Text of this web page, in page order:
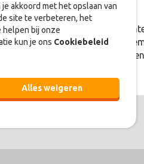
akkoord met het opslaan van
site te verbeteren, het
helpen bij onze
kun je ons Cookiebeleid
Alles weigeren
je DNA laten testen, om
mensen die DNA met je
De resultaten zijn